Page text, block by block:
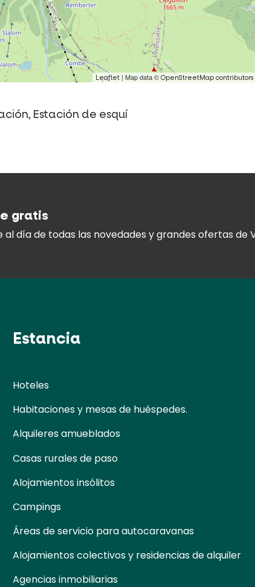
Leaflet | Map data ©OpenStreetMap contributors
Estación de esquí
gratis
al díade todas las novedades ygrandes ofertas de
Estancia
Hoteles
Habitaciones y mesas de huéspedes.
Alquileres amueblados
Casas rurales de paso
Alojamientos insólitos
Campings
Áreas de servicio para autocaravanas
Alojamientos colectivos y residencias de alquiler
Agencias inmobiliarias